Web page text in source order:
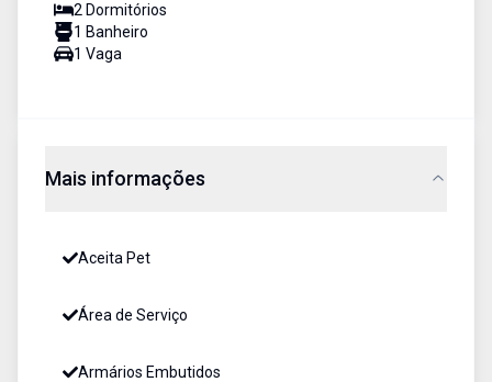
2 Dormitórios
1 Banheiro
1 Vaga
Mais informações
Aceita Pet
Área de Serviço
Armários Embutidos